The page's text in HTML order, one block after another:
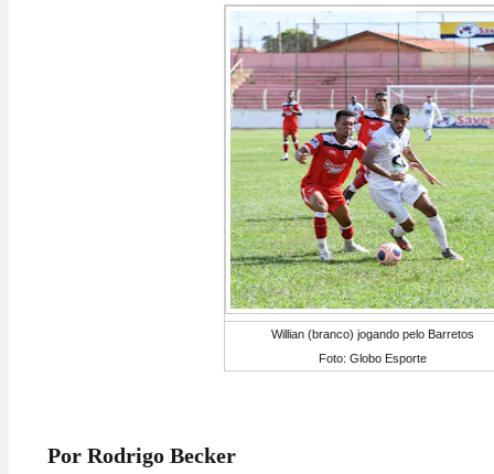
Willian (branco) jogando pelo Barretos
Foto: Globo Esporte
Por Rodrigo Becker